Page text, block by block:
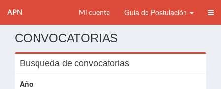
APN Mi cuenta Guia de Postulación
CONVOCATORIAS
Busqueda de convocatorias
Año